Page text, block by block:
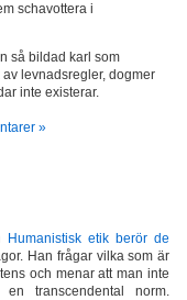
schavottera i
så bildad karl som
levnadsregler, dogmer
inte existerar.
»
Humanistisk etik berör de
Han frågar vilka som är
och menar att man inte
transcendental norm.